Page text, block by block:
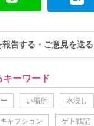
告する・ご意見を送る
キーワード
い場所 水浸し
キャプション ゲド戦記